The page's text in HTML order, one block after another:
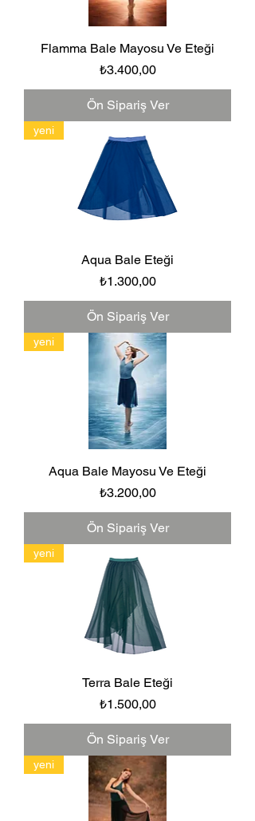
Flamma Bale Mayosu Ve Eteği
Fiyat
₺3.400,00
Ön Sipariş Ver
yeni
Aqua Bale Eteği
Fiyat
₺1.300,00
Ön Sipariş Ver
yeni
Aqua Bale Mayosu Ve Eteği
Fiyat
₺3.200,00
Ön Sipariş Ver
yeni
Terra Bale Eteği
Fiyat
₺1.500,00
Ön Sipariş Ver
yeni